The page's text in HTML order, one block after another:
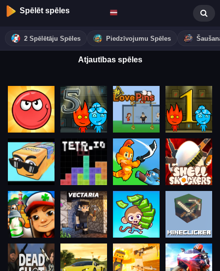
Spēlēt spēles
2 Spēlētāju Spēles Piedzīvojumu Spēles
Atjautības spēles